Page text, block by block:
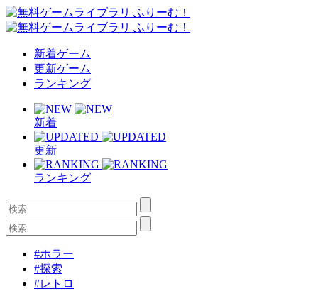
新着ゲーム
更新ゲーム
ランキング
新着
更新
ランキング
#ホラー
#探索
#レトロ